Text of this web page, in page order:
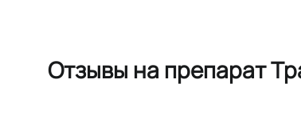
Отзывы на препарат